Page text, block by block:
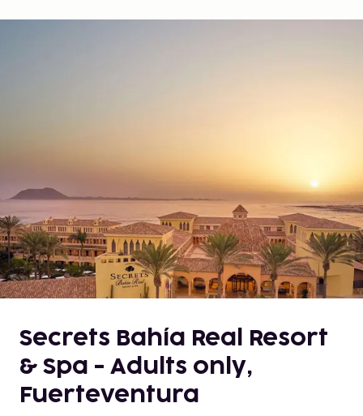
Secrets Bahía Real Resort
& Spa - Adults only,
Fuerteventura